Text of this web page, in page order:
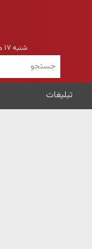
شنبه ۱۷ مرداد ۱۴۰۵
تبلیغات